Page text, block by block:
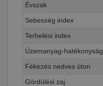
Évszak
Sebesség index
Terhelési index
Üzemanyag-hatékonyság
Fékezés nedves úton
Gördülési zaj